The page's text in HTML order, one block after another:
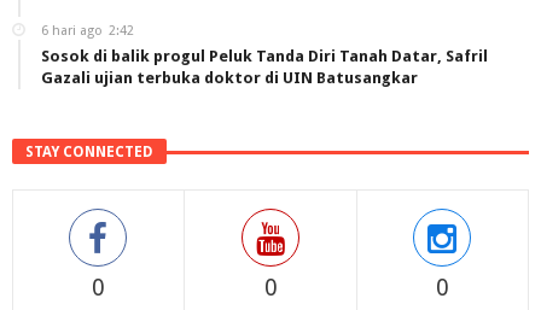
6 hari ago 2:42
Sosok di balik progul Peluk Tanda Diri Tanah Datar, Safril
Gazali ujian terbuka doktor di UIN Batusangkar
STAY CONNECTED
0 0 0